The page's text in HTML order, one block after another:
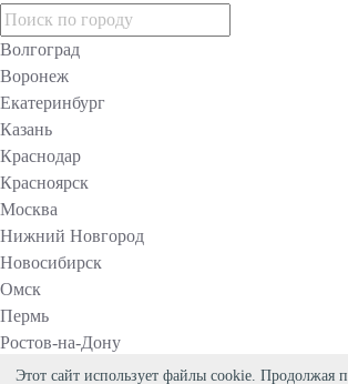
Этот сайт использует файлы cookie. Продолжая
Волгоград
Воронеж
Екатеринбург
Казань
Краснодар
Красноярск
Москва
Нижний Новгород
Новосибирск
Омск
Пермь
Ростов-на-Дону
Самара